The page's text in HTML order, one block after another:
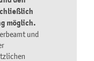
möglich.
und